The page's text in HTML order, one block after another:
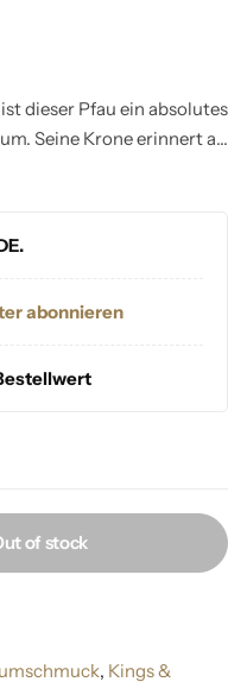
dieser Pfau ein absolutes
Seine Krone erinnert an
abonnieren
of stock
, Kings &